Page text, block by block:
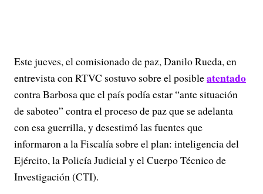
Este jueves, el comisionado de paz, Danilo Rueda, en
entrevista con RTVC sostuvo sobre el posibleatentado
contra Barbosa que el país podía estar “ante situación
de saboteo” contra el proceso de paz que se adelanta
con esa guerrilla, y desestimó las fuentes que
informaron a la Fiscalía sobre el plan: inteligencia del
Ejército, la Policía Judicial y el Cuerpo Técnico de
Investigación (CTI).